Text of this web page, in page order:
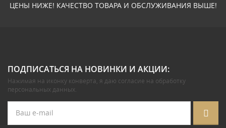
ЦЕНЫ НИЖЕ! КАЧЕСТВО ТОВАРА И ОБСЛУЖИВАНИЯ ВЫШЕ!
ПОДПИСАТЬСЯ НА НОВИНКИ И АКЦИИ:
Нажимая на иконку конверта, я даю согласие на обработку
персональных данных.